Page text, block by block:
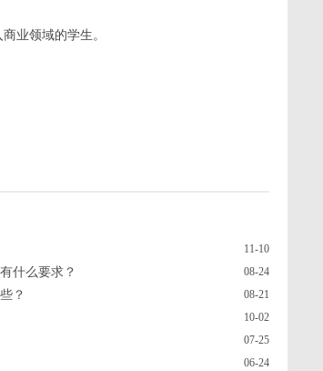
业领域的学生。
11-10
08-24
什么要求？
08-21
？
10-02
07-25
06-24